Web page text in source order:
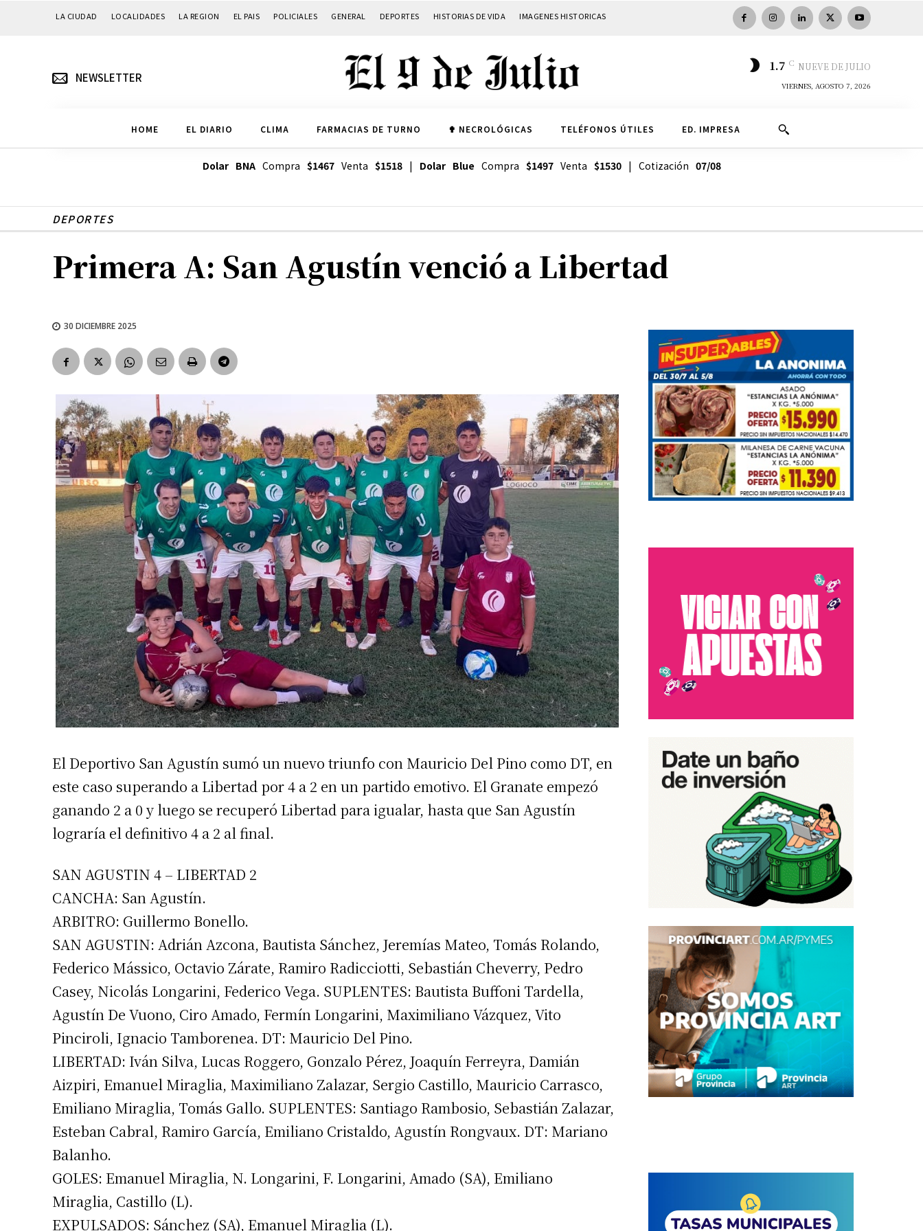
LA CIUDAD LOCALIDADES LA REGION EL PAIS POLICIALES GENERAL DEPORTES HISTORIAS DE VIDA IMAGENES HISTORICAS
NEWSLETTER
1.7 C NUEVE DE JULIO
VIERNES, AGOSTO 7, 2026
HOME EL DIARIO CLIMA FARMACIAS DE TURNO ✟ NECROLÓGICAS TELÉFONOS ÚTILES ED. IMPRESA
Dolar BNACompra $1467Venta $1518| Dolar Blue Compra $1497Venta $1530| Cotización 07/08
DEPORTES
Primera A: San Agustín venció a Libertad
30 DICIEMBRE 2025
El Deportivo San Agustín sumó un nuevo triunfo con Mauricio Del Pino como DT, en
este caso superando a Libertad por 4 a 2 en un partido emotivo. El Granate empezó
ganando 2 a 0 y luego se recuperó Libertad para igualar, hasta que San Agustín
lograría el definitivo 4 a 2 al final.
SAN AGUSTIN 4 – LIBERTAD 2
CANCHA: San Agustín.
ARBITRO: Guillermo Bonello.
SAN AGUSTIN: Adrián Azcona, Bautista Sánchez, Jeremías Mateo, Tomás Rolando,
Federico Mássico, Octavio Zárate, Ramiro Radicciotti, Sebastián Cheverry, Pedro
Casey, Nicolás Longarini, Federico Vega. SUPLENTES: Bautista Buffoni Tardella,
Agustín De Vuono, Ciro Amado, Fermín Longarini, Maximiliano Vázquez, Vito
Pinciroli, Ignacio Tamborenea. DT: Mauricio Del Pino.
LIBERTAD: Iván Silva, Lucas Roggero, Gonzalo Pérez, Joaquín Ferreyra, Damián
Aizpiri, Emanuel Miraglia, Maximiliano Zalazar, Sergio Castillo, Mauricio Carrasco,
Emiliano Miraglia, Tomás Gallo. SUPLENTES: Santiago Rambosio, Sebastián Zalazar,
Esteban Cabral, Ramiro García, Emiliano Cristaldo, Agustín Rongvaux. DT: Mariano
Balanho.
GOLES: Emanuel Miraglia, N. Longarini, F. Longarini, Amado (SA), Emiliano
Miraglia, Castillo (L).
EXPULSADOS: Sánchez (SA), Emanuel Miraglia (L).